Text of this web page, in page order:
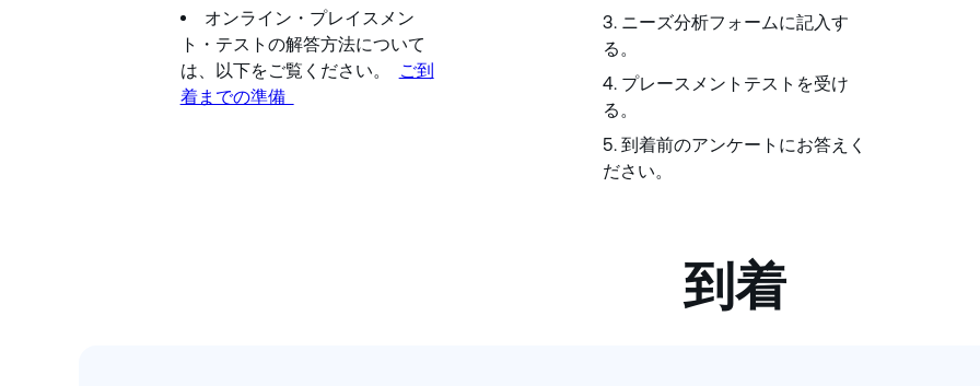
オンライン・プレイスメン
ト・テストの解答方法について
は、以下をご覧ください。
ご到
着までの準備
ニーズ分析フォームに記入す
る。
プレースメントテストを受け
る。
到着前のアンケートにお答えく
ださい。
到着